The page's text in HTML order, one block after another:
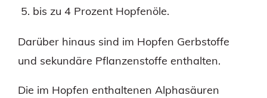
bis zu 4 Prozent Hopfenöle.
Darüber hinaus sind im Hopfen Gerbstoffe
und sekundäre Pflanzenstoffe enthalten.
Die im Hopfen enthaltenen Alphasäuren